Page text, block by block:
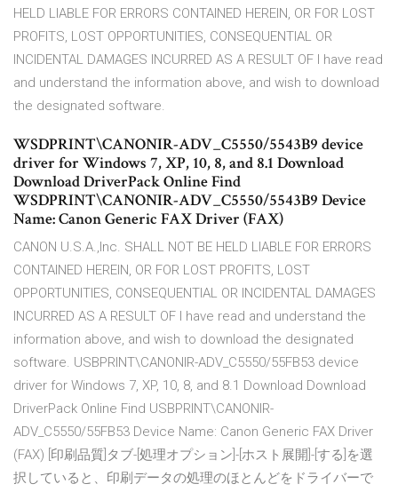
HELD LIABLE FOR ERRORS CONTAINED HEREIN, OR FOR LOST
PROFITS, LOST OPPORTUNITIES, CONSEQUENTIAL OR
INCIDENTAL DAMAGES INCURRED AS A RESULT OF I have read
and understand the information above, and wish to download
the designated software.
WSDPRINT\CANONIR-ADV_C5550/5543B9 device
driver for Windows 7, XP, 10, 8, and 8.1 Download
Download DriverPack Online Find
WSDPRINT\CANONIR-ADV_C5550/5543B9 Device
Name: Canon Generic FAX Driver (FAX)
CANON U.S.A.,Inc. SHALL NOT BE HELD LIABLE FOR ERRORS
CONTAINED HEREIN, OR FOR LOST PROFITS, LOST
OPPORTUNITIES, CONSEQUENTIAL OR INCIDENTAL DAMAGES
INCURRED AS A RESULT OF I have read and understand the
information above, and wish to download the designated
software. USBPRINT\CANONIR-ADV_C5550/55FB53 device
driver for Windows 7, XP, 10, 8, and 8.1 Download Download
DriverPack Online Find USBPRINT\CANONIR-
ADV_C5550/55FB53 Device Name: Canon Generic FAX Driver
(FAX) [印刷品質]タブ-[処理オプション]-[ホスト展開]-[する]を選
択していると、印刷データの処理のほとんどをドライバーで